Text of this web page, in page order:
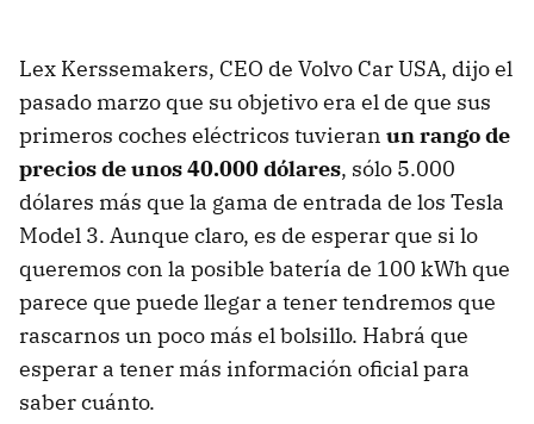
Lex Kerssemakers, CEO de Volvo Car USA, dijo el
pasado marzo que su objetivo era el de que sus
primeros coches eléctricos tuvieran un rango de
precios de unos 40.000 dólares, sólo 5.000
dólares más que la gama de entrada de los Tesla
Model 3. Aunque claro, es de esperar que si lo
queremos con la posible batería de 100 kWh que
parece que puede llegar a tener tendremos que
rascarnos un poco más el bolsillo. Habrá que
esperar a tener más información oficial para
saber cuánto.